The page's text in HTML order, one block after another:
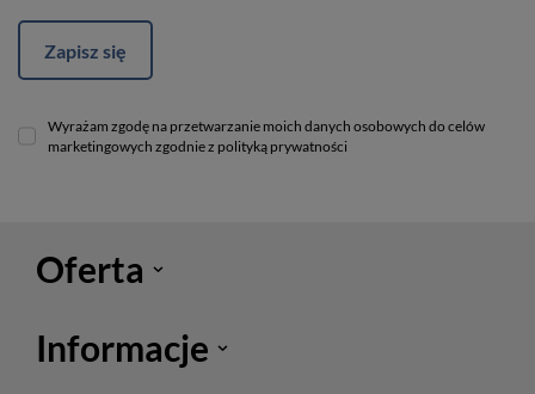
Zapisz się
Wyrażam zgodę na przetwarzanie moich danych osobowych do celów
marketingowych zgodnie z polityką prywatności
Oferta
Informacje